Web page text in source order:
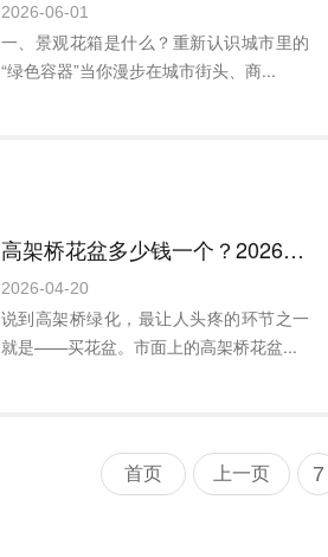
2026-06-01
一、景观花箱是什么？重新认识城市里的
“绿色容器”当你漫步在城市街头、商...
高架桥花盆多少钱一个？2026年最新报价清单
2026-04-20
说到高架桥绿化，最让人头疼的环节之一
就是——买花盆。市面上的高架桥花盆...
首页 上一页 7